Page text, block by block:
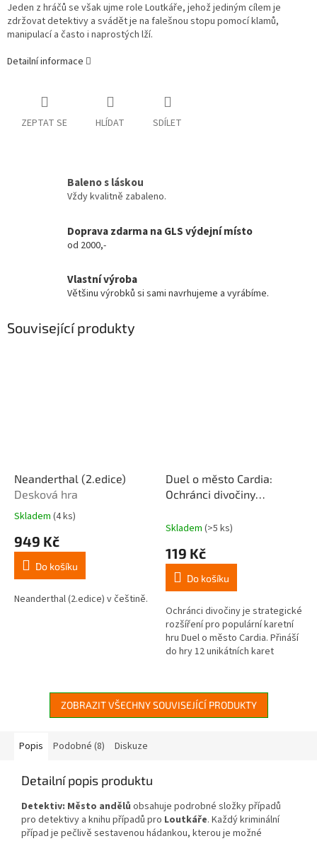
Jeden z hráčů se však ujme role Loutkáře, jehož jediným cílem je
zdržovat detektivy a svádět je na falešnou stopu pomocí klamů,
manipulací a často i naprostých lží.
Detailní informace
ZEPTAT SE HLÍDAT SDÍLET
Baleno s láskou
Vždy kvalitně zabaleno.
Doprava zdarma na GLS výdejní místo
od 2000,-
Vlastní výroba
Většinu výrobků si sami navrhujeme a vyrábíme.
Související produkty
Neanderthal (2.edice)
Desková hra
Průměrné
produktu
4,2
5
Skladem (4 ks)
949 Kč
Do košíku
Neanderthal (2.edice) v češtině.
Duel o město Cardia:
Ochránci divočiny
Skladem (>5 ks)
119 Kč
Do košíku
Ochránci divočiny je strategické
rozšíření pro populární karetní
hru Duel o město Cardia. Přináší
do hry 12 unikátních karet
ZOBRAZIT VŠECHNY SOUVISEJÍCÍ PRODUKTY
Popis Podobné (8) Diskuze
Detailní popis produktu
Detektiv: Město andělů obsahuje podrobné složky případů
pro detektivy a knihu případů pro Loutkáře. Každý kriminální
případ je pečlivě sestavenou hádankou, kterou je možné